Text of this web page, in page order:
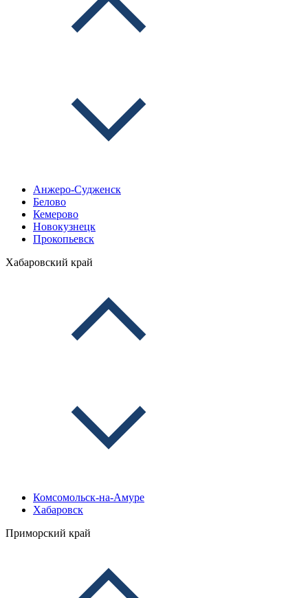
Анжеро-Судженск
Белово
Кемерово
Новокузнецк
Прокопьевск
Хабаровский край
Комсомольск-на-Амуре
Хабаровск
Приморский край